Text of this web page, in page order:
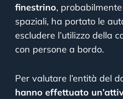
finestrino,
spaziali, ha portato le
escludere l’utilizzo della
con persone a bordo.
Per valutare l’entità del
hanno effettuato